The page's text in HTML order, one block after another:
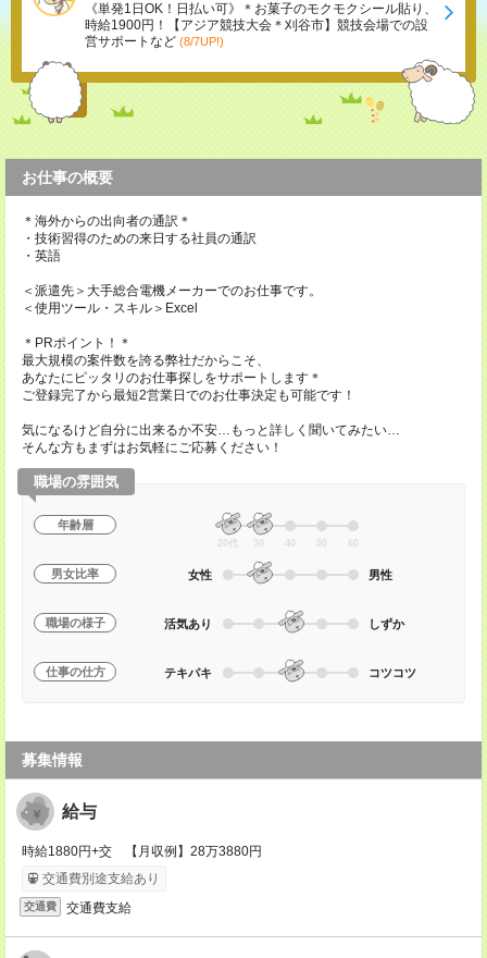
《単発1日OK！日払い可》＊お菓子のモクモクシール貼り、
時給1900円！【アジア競技大会＊刈谷市】競技会場での設
営サポートなど (8/7UP!)
お仕事の概要
＊海外からの出向者の通訳＊
・技術習得のための来日する社員の通訳
・英語
＜派遣先＞大手総合電機メーカーでのお仕事です。
＜使用ツール・スキル＞Excel
＊PRポイント！＊
最大規模の案件数を誇る弊社だからこそ、
あなたにピッタリのお仕事探しをサポートします＊
ご登録完了から最短2営業日でのお仕事決定も可能です！
気になるけど自分に出来るか不安…もっと詳しく聞いてみたい…
そんな方もまずはお気軽にご応募ください！
職場の雰囲気
年齢層
20代 30 40 50 60
男女比率 女性 男性
職場の様子 活気あり しずか
仕事の仕方 テキパキ コツコツ
募集情報
給与
時給1880円+交 【月収例】28万3880円
交通費別途支給あり
交通費 交通費支給